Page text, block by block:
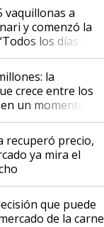
vaquillonas a
y comenzó la
los días le
productor”
la
crece entre los
un momento
la actividad
recuperó precio,
ya mira el
que puede
de la carne